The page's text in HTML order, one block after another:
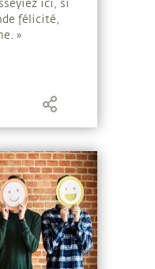
ici, si
félicité,
»